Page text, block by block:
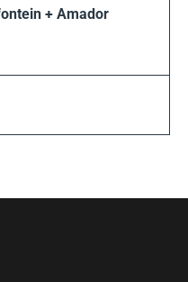
+ Amador